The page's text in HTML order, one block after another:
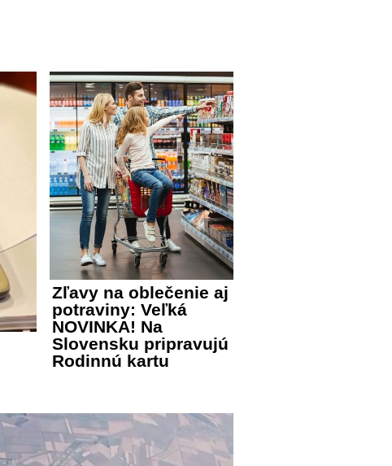
Zľavy na oblečenie aj
potraviny: Veľká
NOVINKA! Na
Slovensku pripravujú
Rodinnú kartu